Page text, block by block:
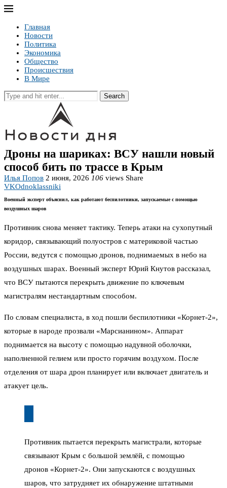
Главная
Новости
Политика
Экономика
Общество
Происшествия
В Мире
Search
Дроны на шариках: ВСУ нашли новый
способ бить по трассе в Крым
Илья Попов 2 июня, 2026 106 views Share
VKOdnoklassniki
Военный эксперт объяснил, как работают беспилотники, запускаемые с помощью
воздушных шаров
Противник снова меняет тактику. Теперь атаки на сухопутный
коридор, связывающий полуостров с материковой частью
России, ведутся с помощью дронов, поднимаемых в небо на
воздушных шарах. Военный эксперт Юрий Кнутов рассказал,
что ВСУ пытаются перекрыть движение по ключевым
магистралям нестандартным способом.
По словам специалиста, в ход пошли беспилотники «Корнет-2»,
которые в народе прозвали «Марсианином». Аппарат
поднимается на высоту с помощью надувной оболочки,
наполненной гелием или просто горячим воздухом. После
отделения от шара дрон планирует или включает двигатель и
атакует цель.
Противник пытается перекрыть магистрали, которые
связывают Крым с большой землёй, с помощью
дронов «Корнет-2». Они запускаются с воздушных
шаров, что затрудняет их обнаружение штатными